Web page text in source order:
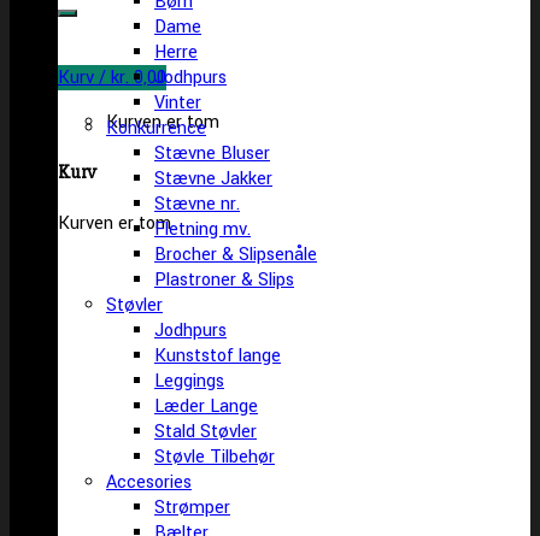
efter:
Kurv /kr. 0,00
Kurven er tom
Kurv
Kurven er tom
Dame
Herre
Jodhpurs
Vinter
Konkurrence
Stævne Bluser
Stævne Jakker
Stævne nr.
Fletning mv.
Brocher & Slipsenåle
Plastroner & Slips
Støvler
Jodhpurs
Kunststof lange
Leggings
Læder Lange
Stald Støvler
Støvle Tilbehør
Accesories
Strømper